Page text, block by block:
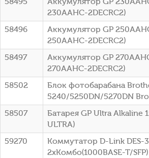
230AAHC-2DECRC2)
58496
Аккумулятор GP
250AAHC-2DECRC2)
58497
Аккумулятор GP
270AAHC-2DECRC2)
58502
Блок фотобарабана
5240/5250DN/5270DN
58507
Батарея GP Ultra Alkaline
ULTRA)
59270
Коммутатор D-Link
2xКомбо(1000BASE-T/